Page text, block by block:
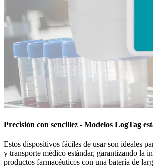
Precisión con sencillez - Modelos LogTag
Estos dispositivos fáciles de usar son ideales
y transporte médico estándar, garantizando la
productos farmacéuticos con una batería de